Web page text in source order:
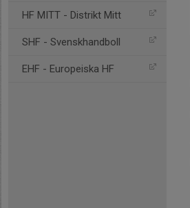
HF MITT - Distrikt Mitt
SHF - Svenskhandboll
EHF - Europeiska HF